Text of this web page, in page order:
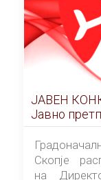
ЈАВЕН КОНКУРС за избор на
Јавно претпријатие
Центар“ –
Скопје
на